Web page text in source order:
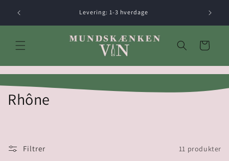
indhold
Levering: 1-3 hverdage
Indkøbskurv
K
Rhône
Filtrer 11 produkter